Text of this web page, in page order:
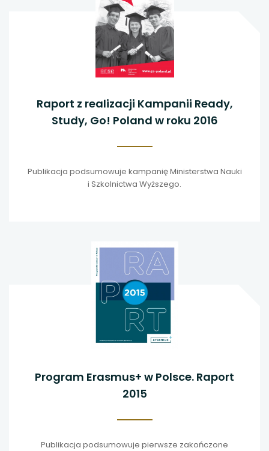
Raport z realizacji Kampanii Ready,
Study, Go! Poland w roku 2016
Publikacja podsumowuje kampanię Ministerstwa Nauki
i Szkolnictwa Wyższego.
Program Erasmus+ w Polsce. Raport
2015
Publikacja podsumowuje pierwsze zakończone